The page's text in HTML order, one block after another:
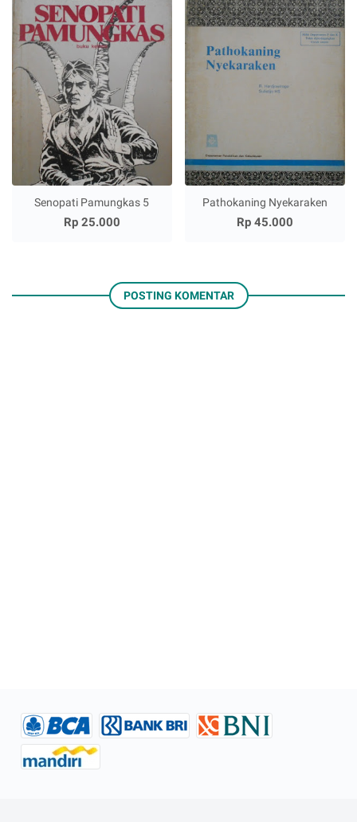
Senopati Pamungkas 5
Rp 25.000
Pathokaning Nyekaraken
Rp 45.000
POSTING KOMENTAR